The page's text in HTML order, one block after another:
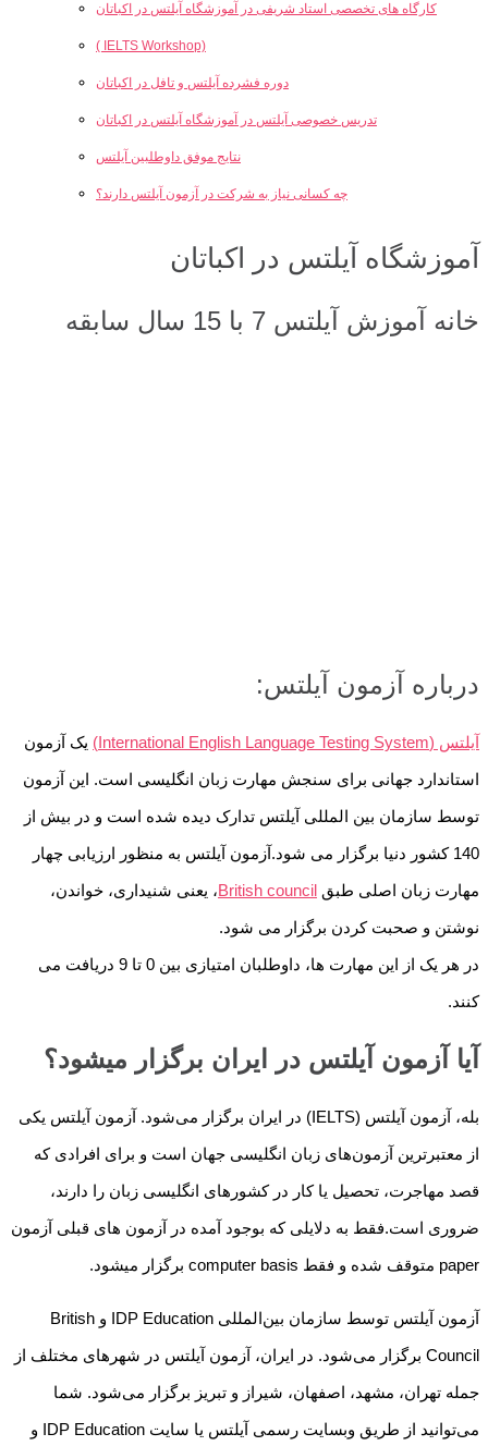
کارگاه های تخصصی استاد شریفی در آموزشگاه آیلتس در اکباتان
( IELTS Workshop)
دوره فشرده آیلتس و تافل در اکباتان
تدریس خصوصی آیلتس در آموزشگاه آیلتس در اکباتان
نتایج موفق داوطلبین آیلتس
چه کسانی نیاز به شرکت در آزمون آیلتس دارند؟
آموزشگاه آیلتس در اکباتان
خانه آموزش آیلتس 7 با 15 سال سابقه
درباره آزمون آیلتس:
آیلتس (International English Language Testing System)
یک آزمون
استاندارد جهانی برای سنجش مهارت زبان انگلیسی است. این آزمون
توسط سازمان بین المللی آیلتس تدارک دیده شده است و در بیش از
140 کشور دنیا برگزار می شود.آزمون آیلتس به منظور ارزیابی چهار
مهارت زبان اصلی طبق British council، یعنی شنیداری، خواندن،
نوشتن و صحبت کردن برگزار می شود.
در هر یک از این مهارت ها، داوطلبان امتیازی بین 0 تا 9 دریافت می
کنند.
آیا آزمون آیلتس در ایران برگزار میشود؟
بله، آزمون آیلتس (IELTS) در ایران برگزار می‌شود. آزمون آیلتس یکی
از معتبرترین آزمون‌های زبان انگلیسی جهان است و برای افرادی که
قصد مهاجرت، تحصیل یا کار در کشورهای انگلیسی زبان را دارند،
ضروری است.فقط به دلایلی که بوجود آمده در آزمون های قبلی آزمون
paper متوقف شده و فقط computer basis برگزار میشود.
آزمون آیلتس توسط سازمان بین‌المللی IDP Education و British
Council برگزار می‌شود. در ایران، آزمون آیلتس در شهرهای مختلف از
جمله تهران، مشهد، اصفهان، شیراز و تبریز برگزار می‌شود. شما
می‌توانید از طریق وبسایت رسمی آیلتس یا سایت IDP Education و